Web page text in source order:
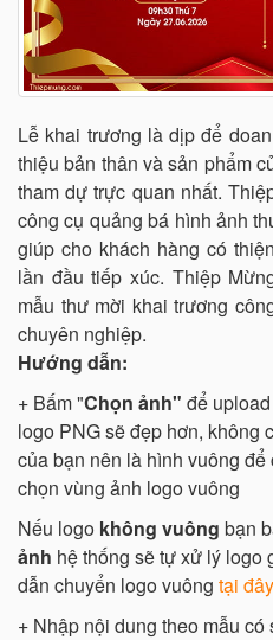
Lễ khai trương là dịp để
thiệu bản thân và sản phẩm
tham dự trực quan nhất.
công cụ quảng bá hình ảnh
giúp cho khách hàng có
lần đầu tiếp xúc. Thiệp
mẫu thư mời khai trương
chuyên nghiệp.
Hướng dẫn:
+ Bấm "Chọn ảnh" để
logo PNG sẽ đẹp hơn, không
của bạn nên là hình vuông
chọn vùng ảnh logo vuông
Nếu logo không vuông bạn
ảnh hệ thống sẽ tự xử lý logo
dẫn chuyển logo vuông tại đây
+ Nhập nội dung theo mẫu có